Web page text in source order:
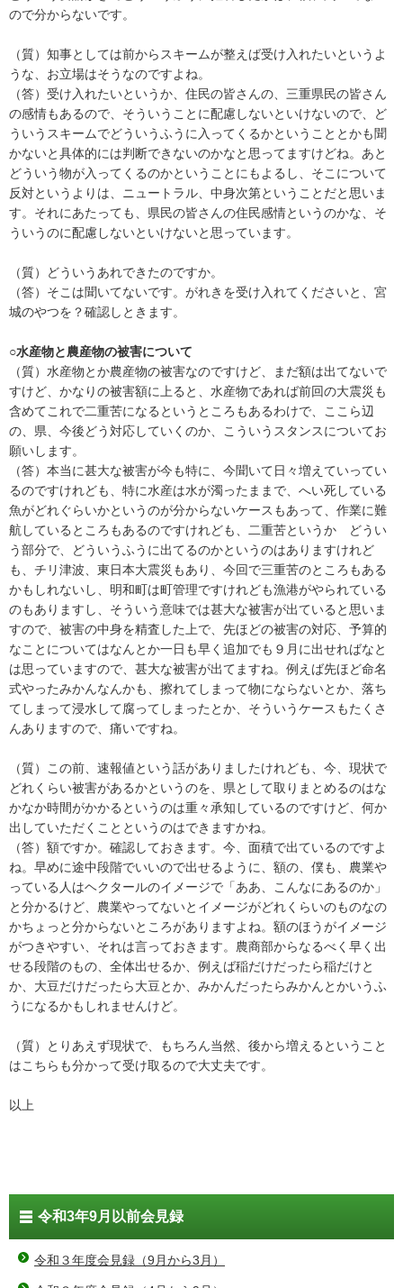
ので分からないです。
（質）知事としては前からスキームが整えば受け入れたいというよ
うな、お立場はそうなのですよね。
（答）受け入れたいというか、住民の皆さんの、三重県民の皆さん
の感情もあるので、そういうことに配慮しないといけないので、ど
ういうスキームでどういうふうに入ってくるかということとかも聞
かないと具体的には判断できないのかなと思ってますけどね。あと
どういう物が入ってくるのかということにもよるし、そこについて
反対というよりは、ニュートラル、中身次第ということだと思いま
す。それにあたっても、県民の皆さんの住民感情というのかな、そ
ういうのに配慮しないといけないと思っています。
（質）どういうあれできたのですか。
（答）そこは聞いてないです。がれきを受け入れてくださいと、宮
城のやつを？確認しときます。
○水産物と農産物の被害について
（質）水産物とか農産物の被害なのですけど、まだ額は出てないで
すけど、かなりの被害額に上ると、水産物であれば前回の大震災も
含めてこれで二重苦になるというところもあるわけで、ここら辺
の、県、今後どう対応していくのか、こういうスタンスについてお
願いします。
（答）本当に甚大な被害が今も特に、今聞いて日々増えていってい
るのですけれども、特に水産は水が濁ったままで、へい死している
魚がどれぐらいかというのが分からないケースもあって、作業に難
航しているところもあるのですけれども、二重苦というか どうい
う部分で、どういうふうに出てるのかというのはありますけれど
も、チリ津波、東日本大震災もあり、今回で三重苦のところもある
かもしれないし、明和町は町管理ですけれども漁港がやられている
のもありますし、そういう意味では甚大な被害が出ていると思いま
すので、被害の中身を精査した上で、先ほどの被害の対応、予算的
なことについてはなんとか一日も早く追加でも９月に出せればなと
は思っていますので、甚大な被害が出てますね。例えば先ほど命名
式やったみかんなんかも、擦れてしまって物にならないとか、落ち
てしまって浸水して腐ってしまったとか、そういうケースもたくさ
んありますので、痛いですね。
（質）この前、速報値という話がありましたけれども、今、現状で
どれくらい被害があるかというのを、県として取りまとめるのはな
かなか時間がかかるというのは重々承知しているのですけど、何か
出していただくことというのはできますかね。
（答）額ですか。確認しておきます。今、面積で出ているのですよ
ね。早めに途中段階でいいので出せるように、額の、僕も、農業や
っている人はヘクタールのイメージで「ああ、こんなにあるのか」
と分かるけど、農業やってないとイメージがどれくらいのものなの
かちょっと分からないところがありますよね。額のほうがイメージ
がつきやすい、それは言っておきます。農商部からなるべく早く出
せる段階のもの、全体出せるか、例えば稲だけだったら稲だけと
か、大豆だけだったら大豆とか、みかんだったらみかんとかいうふ
うになるかもしれませんけど。
（質）とりあえず現状で、もちろん当然、後から増えるということ
はこちらも分かって受け取るので大丈夫です。
以上
令和3年9月以前会見録
令和３年度会見録（9月から3月）